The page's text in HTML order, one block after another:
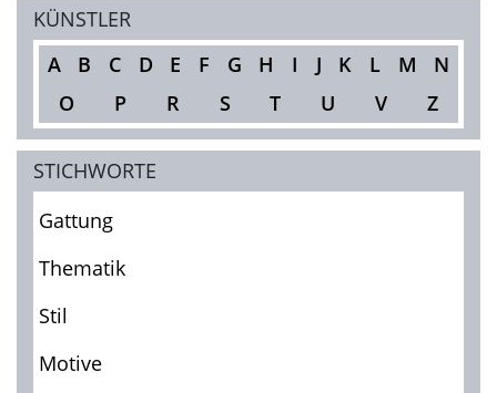
KÜNSTLER
A
B C D E F G H I J K L M
N
O
P R S T U V Z
STICHWORTE
Gattung
Thematik
Stil
Motive